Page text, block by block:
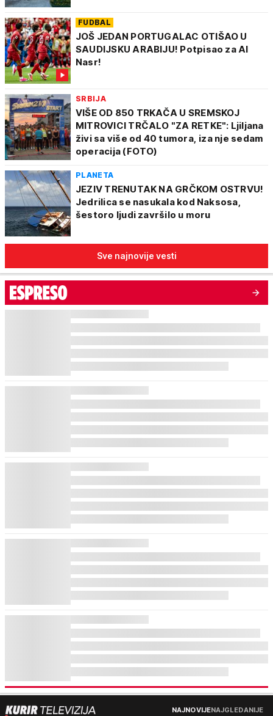
FUDBAL
JOŠ JEDAN PORTUGALAC OTIŠAO U
SAUDIJSKU ARABIJU! Potpisao za Al
Nasr!
SRBIJA
VIŠE OD 850 TRKAČA U SREMSKOJ
MITROVICI TRČALO "ZA RETKE": Ljiljana
živi sa više od 40 tumora, iza nje sedam
operacija (FOTO)
PLANETA
JEZIV TRENUTAK NA GRČKOM OSTRVU!
Jedrilica se nasukala kod Naksosa,
šestoro ljudi završilo u moru
Sve najnovije vesti
NAJNOVIJENAJGLEDANIJE